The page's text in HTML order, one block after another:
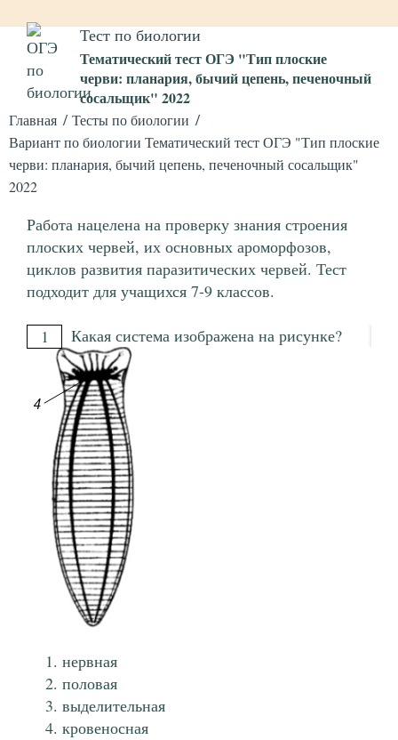
Тест по биологии
Тематический тест ОГЭ "Тип плоские
черви: планария, бычий цепень, печеночный
сосальщик" 2022
Главная
Тесты по биологии
Вариант по биологии Тематический тест ОГЭ "Тип плоские
черви: планария, бычий цепень, печеночный сосальщик"
2022
Работа нацелена на проверку знания строения
плоских червей, их основных ароморфозов,
циклов развития паразитических червей. Тест
подходит для учащихся 7-9 классов.
1 Какая система изображена на рисунке?
нервная
половая
выделительная
кровеносная